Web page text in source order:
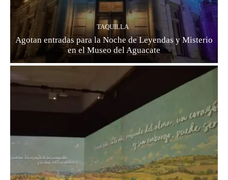
TAQUILLA
Agotan entradas para la Noche de Leyendas y Misterio
en el Museo del Aguacate